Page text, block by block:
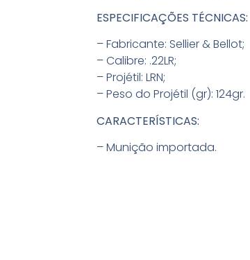
ESPECIFICAÇÕES TÉCNICAS:
– Fabricante: Sellier & Bellot;
– Calibre: .22LR;
– Projétil: LRN;
– Peso do Projétil (gr): 124gr.
CARACTERÍSTICAS:
– Munição importada.